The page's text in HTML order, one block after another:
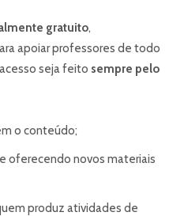
gratuito,
apoiar professores de todo
seja feito sempre pelo
o conteúdo;
oferecendo novos materiais
produz atividades de